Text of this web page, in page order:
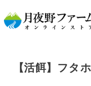
【活餌】フタホシコオロギ S
【活餌】フタ